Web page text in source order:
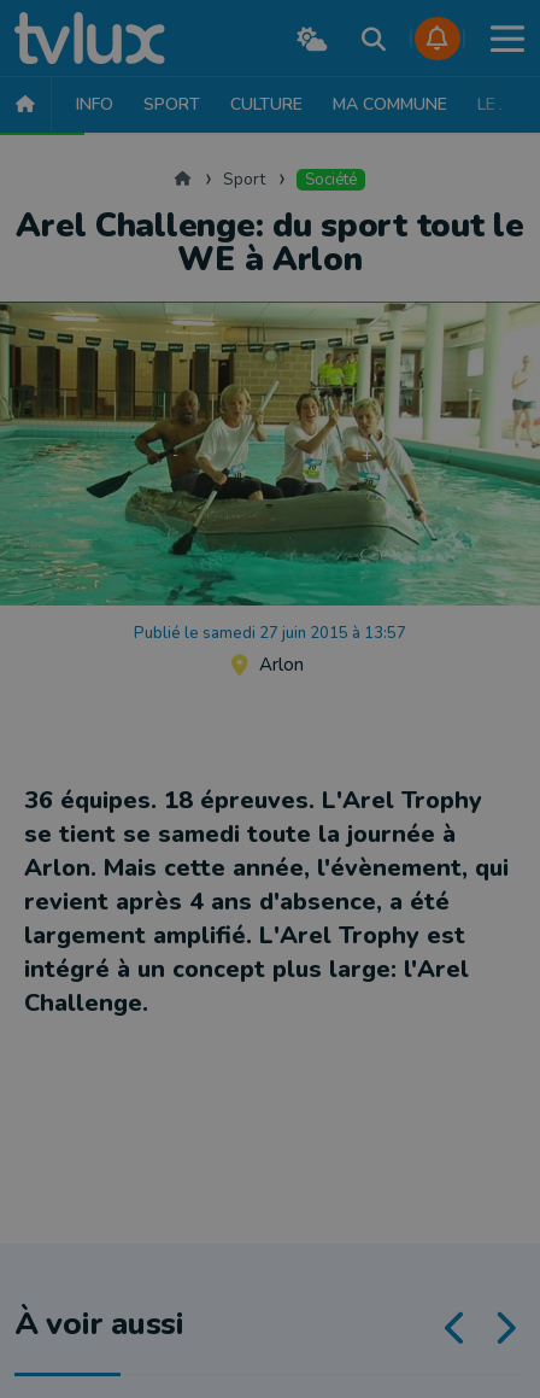
INFO SPORT CULTURE MA COMMUNE LE JT
AccueilSport Société
Arel Challenge: du sport tout le
WE à Arlon
Publié le samedi 27 juin 2015 à 13:57
Arlon
36 équipes. 18 épreuves. L'Arel Trophy
se tient se samedi toute la journée à
Arlon. Mais cette année, l'évènement, qui
revient après 4 ans d'absence, a été
largement amplifié. L'Arel Trophy est
intégré à un concept plus large: l'Arel
Challenge.
À voir aussi